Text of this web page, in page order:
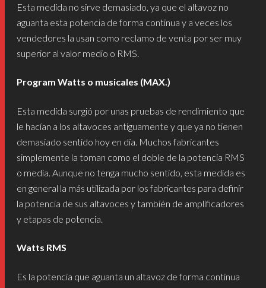
Esta medida no sirve demasiado, ya que el altavoz no
aguanta esta potencia de forma continua y a veces los
vendedores la usan como reclamo de venta por ser muy
superior al valor medio o RMS.
Program Watts o musicales (MAX.)
Esta medida surgió por unas pruebas de rendimiento que
le hacían a los altavoces antiguamente y que ya no tienen
demasiado sentido hoy en día. Muchos fabricantes
simplemente la toman como el doble de la potencia RMS
o media. Aunque no tenga mucho sentido, esta medida es
en general la más utilizada por los fabricantes para definir
la potencia de sus altavoces y también de amplificadores
y etapas de potencia.
Watts RMS
Es la potencia que aguanta un altavoz de forma continua